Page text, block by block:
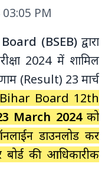
PM
(BSEB)द्वारा
2024 में शामिल
(Result) 23 मार्च
Bihar Board 12th
March 2024को
डाउनलोड कर
की आधिकारीक